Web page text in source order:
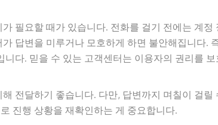
필요할 때가 있습니다. 전화를 걸기 전에는 계정
답변을 미루거나 모호하게 하면 불안해집니다.
다. 믿을 수 있는 고객센터는 이용자의 권리를 보
전달하기 좋습니다. 다만, 답변까지 며칠이 걸릴
진행 상황을 재확인하는 게 중요합니다.